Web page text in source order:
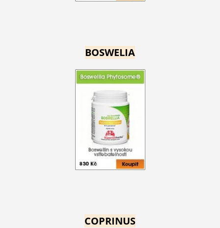
BOSWELIA
COPRINUS